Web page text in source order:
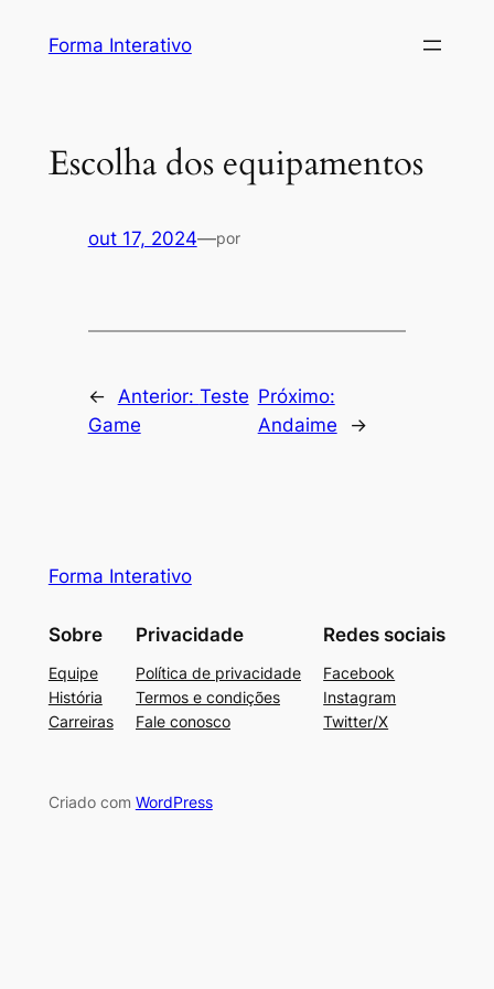
Forma Interativo
Escolha dos equipamentos
out 17, 2024—por
← Anterior: Teste
Game
Próximo:
Andaime
→
Forma Interativo
Sobre
Equipe
História
Carreiras
Privacidade
Política de privacidade
Termos e condições
Fale conosco
Redes sociais
Facebook
Instagram
Twitter/X
Criado com WordPress